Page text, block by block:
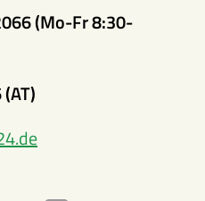
(Mo-Fr 8:30-